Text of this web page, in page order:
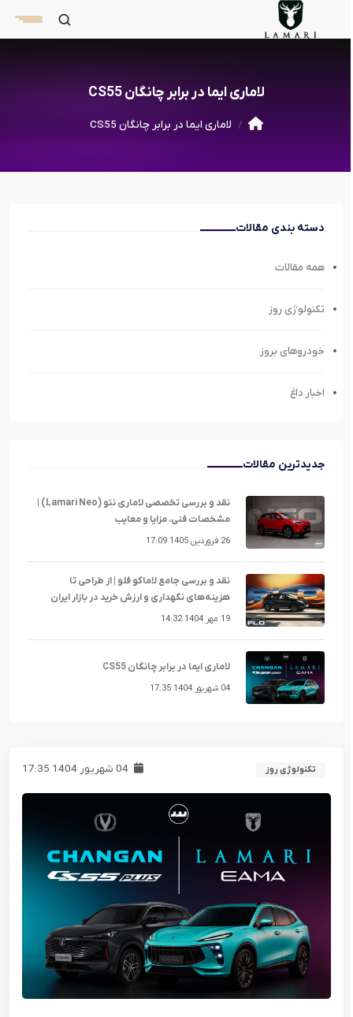
لاماری ایما در برابر چانگان CS55
لاماری ایما در برابر چانگان CS55
دسته بندی مقالات
همه مقالات
تکنولوژی روز
خودروهای بروز
اخبار داغ
جدیدترین مقالات
نقد و بررسی تخصصی لاماری نئو (Lamari Neo) |
مشخصات فنی، مزایا و معایب
26 فروردین 1405 17:09
نقد و بررسی جامع لاماکو فلو | از طراحی تا
هزینه‌های نگهداری و ارزش خرید در بازار ایران
19 مهر 1404 14:32
لاماری ایما در برابر چانگان CS55
04 شهریور 1404 17:35
تکنولوژی روز